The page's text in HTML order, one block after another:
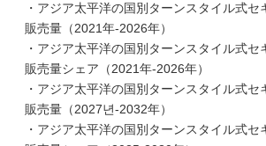
・アジア太平洋の国別ターンスタイル式セ
販売量（2021年-2026年）
・アジア太平洋の国別ターンスタイル式セ
販売量シェア（2021年-2026年）
・アジア太平洋の国別ターンスタイル式セ
販売量（2027년-2032年）
・アジア太平洋の国別ターンスタイル式セ